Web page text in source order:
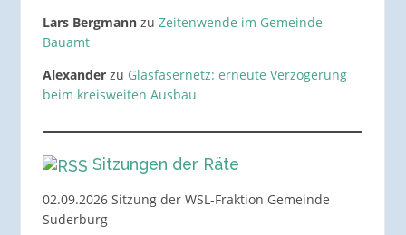
Lars Bergmannzu Zeitenwende im Gemeinde-
Bauamt
Alexanderzu Glasfasernetz: erneute Verzögerung
beim kreisweiten Ausbau
Sitzungen der Räte
02.09.2026 Sitzung der WSL-Fraktion Gemeinde
Suderburg